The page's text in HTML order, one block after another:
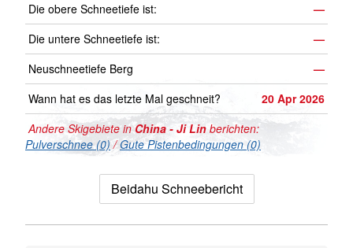
Die obere Schneetiefe ist:
—
Die untere Schneetiefe ist:
—
Neuschneetiefe Berg
—
Wann hat es das letzte Mal geschneit?
20 Apr 2026
Andere Skigebiete inChina - Ji Lin berichten:
Pulverschnee (0)/Gute Pistenbedingungen (0)
Beidahu Schneebericht